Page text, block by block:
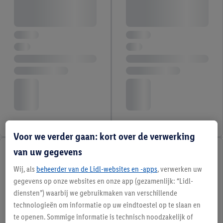
Voor we verder gaan: kort over de verwerking
van uw gegevens
Wij, als beheerder van de Lidl-websites en -apps, verwerken uw
gegevens op onze websites en onze app (gezamenlijk: “Lidl-
diensten”) waarbij we gebruikmaken van verschillende
technologieën om informatie op uw eindtoestel op te slaan en
te openen. Sommige informatie is technisch noodzakelijk of